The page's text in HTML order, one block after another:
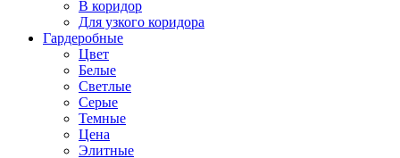
В коридор
Для узкого коридора
Гардеробные
Цвет
Белые
Светлые
Серые
Темные
Цена
Элитные